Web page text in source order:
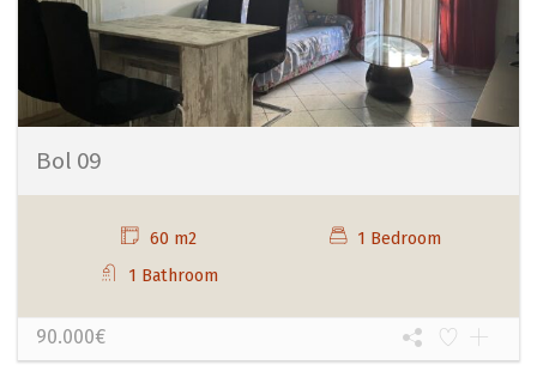
Bol 09
60 m2
1 Bedroom
1 Bathroom
90.000€